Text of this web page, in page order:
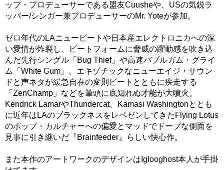
ップ・プロデューサーである盟友Cuusheや、USの気鋭ラ
ッパー/シンガー兼プロデューサーのMr. Yoteが参加。
ゼロ年代のLAニュービートや日本産エレクトロニカへの深
い愛情が炸裂し、ビートフォームに脅威の躍動感を吹き込
んだ先行シングル「Bug Thief」や高速バブルガム・グライ
ム「White Gum」、エキゾチックなニューエイジ・サウン
ドと声ネタが緩急自在の変則ビートとともに疾走する
「ZenChamp」などを筆頭に底知れぬ才能が大噴火。
Kendrick LamarやThundercat、Kamasi Washingtonととも
に近年はLAのブラックネスをレペゼンしてきたFlying Lotus
のポップ・カルチャーへの偏愛とマッドでドープな側面を
見事に引き継いだ『Brainfeeder』らしい快心作。
また本作のアートワークのデザインはIglooghost本人が手掛